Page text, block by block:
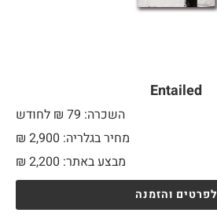
Entailed
השכרה: 79 ₪ לחודש
מחיר בגלריה: 2,900 ₪
מבצע באתר:
₪ 2,200
לפרטים והזמנה